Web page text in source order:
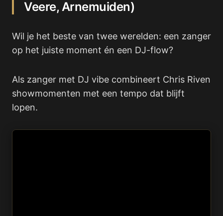
Veere, Arnemuiden)
Wil je het beste van twee werelden: een zanger
op het juiste moment én een DJ-flow?
Als zanger met DJ vibe combineert Chris Riven
showmomenten met een tempo dat blijft
lopen.